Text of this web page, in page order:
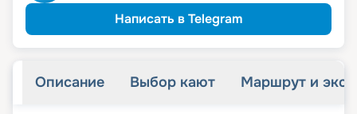
Написать в Telegram
Описание Выбор кают Маршрут и